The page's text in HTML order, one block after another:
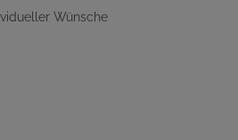
Wünsche